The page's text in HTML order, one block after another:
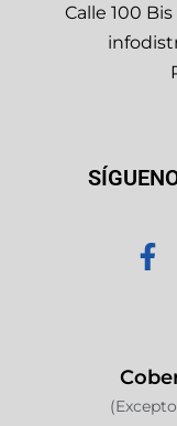
Calle 100
F
a
o
o